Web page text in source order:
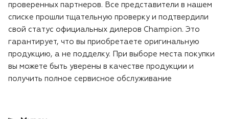
Аккумуляторная техника
Воздуходувки
Магазины и сервисы
Блог
проверенных партнеров. Все представители в нашем
списке прошли тщательную проверку и подтвердили
свой статус официальных дилеров Champion. Это
гарантирует, что вы приобретаете оригинальную
продукцию, а не подделку. При выборе места покупки
вы можете быть уверены в качестве продукции и
получить полное сервисное обслуживание